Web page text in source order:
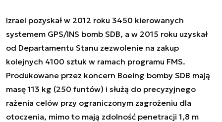
Izrael pozyskał w 2012 roku 3450 kierowanych
systemem GPS/INS bomb SDB, a w 2015 roku uzyskał
od Departamentu Stanu zezwolenie na zakup
kolejnych 4100 sztuk w ramach programu FMS.
Produkowane przez koncern Boeing bomby SDB mają
masę 113 kg (250 funtów) i służą do precyzyjnego
rażenia celów przy ograniczonym zagrożeniu dla
otoczenia, mimo to mają zdolność penetracji 1,8 m